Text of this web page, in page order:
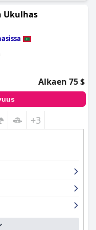
Ukulhas
Alkaen 75 $
+3